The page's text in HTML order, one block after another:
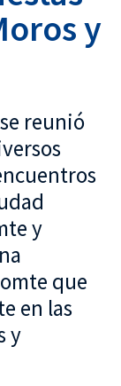
y
reunió
y
que
en las
y